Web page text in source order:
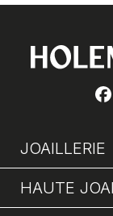
JOAILLERIE
HAUTE